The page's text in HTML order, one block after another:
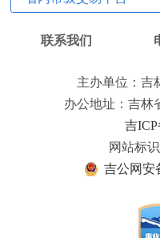
联系我们
主办单位：吉
办公地址：吉林
吉ICP
网站标
吉公网安